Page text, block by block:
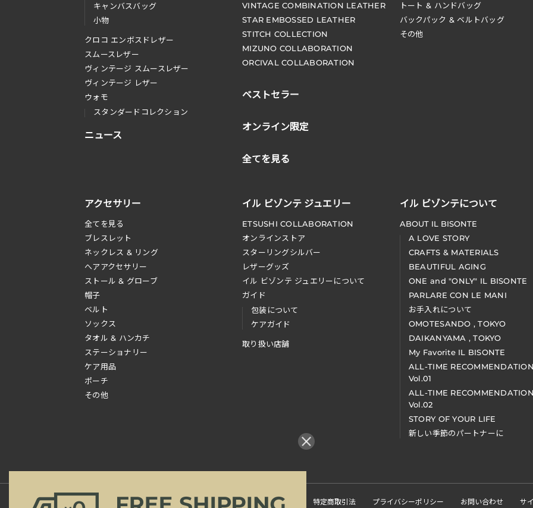
キャンバスバッグ
小物
クロコ エンボスドレザー
スムースレザー
ヴィンテージ スムースレザー
ヴィンテージ レザー
ウォモ
スタンダードコレクション
ニュース
VINTAGE COMBINATION LEATHER
STAR EMBOSSED LEATHER
STITCH COLLECTION
MIZUNO COLLABORATION
ORCIVAL COLLABORATION
ベストセラー
オンライン限定
全てを見る
トート & ハンドバッグ
バックパック & ベルトバッグ
その他
アクセサリー
全てを見る
ブレスレット
ネックレス & リング
へアアクセサリー
ストール & グローブ
帽子
ベルト
ソックス
タオル & ハンカチ
ステーショナリー
ケア用品
ポーチ
その他
イル ビゾンテ ジュエリー
ETSUSHI COLLABORATION
オンラインストア
スターリングシルバー
レザーグッズ
イル ビゾンテ ジュエリーについて
ガイド
包装について
ケアガイド
取り扱い店舗
イル ビゾンテについて
ABOUT IL BISONTE
A LOVE STORY
CRAFTS & MATERIALS
BEAUTIFUL AGING
ONE and "ONLY" IL BISONTE
PARLARE CON LE MANI
お手入れについて
OMOTESANDO , TOKYO
DAIKANYAMA , TOKYO
My Favorite IL BISONTE
ALL-TIME
Vol.01
ALL-TIME
Vol.02
STORY OF YOUR LIFE
新しい季節のパートナーに
新規会員登録 ご利用規約 ご利用ガイド よくある質問 特定商取引法 プライバシーポリシー お問い合わせ サ